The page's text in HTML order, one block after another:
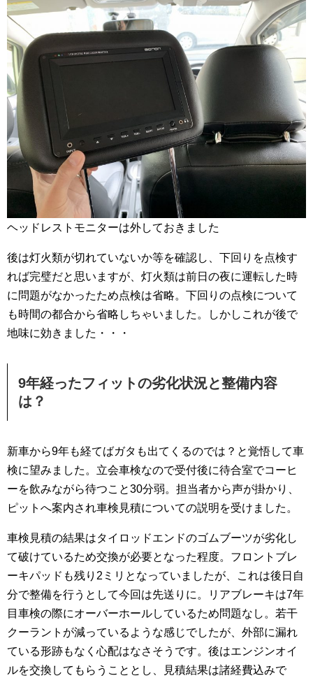
ヘッドレストモニターは外しておきました
後は灯火類が切れていないか等を確認し、下回りを点検す
れば完璧だと思いますが、灯火類は前日の夜に運転した時
に問題がなかったため点検は省略。下回りの点検について
も時間の都合から省略しちゃいました。しかしこれが後で
地味に効きました・・・
9年経ったフィットの劣化状況と整備内容
は？
新車から9年も経てばガタも出てくるのでは？と覚悟して車
検に望みました。立会車検なので受付後に待合室でコーヒ
ーを飲みながら待つこと30分弱。担当者から声が掛かり、
ピットへ案内され車検見積についての説明を受けました。
車検見積の結果はタイロッドエンドのゴムブーツが劣化し
て破けているため交換が必要となった程度。フロントブレ
ーキパッドも残り2ミリとなっていましたが、これは後日自
分で整備を行うとして今回は先送りに。リアブレーキは7年
目車検の際にオーバーホールしているため問題なし。若干
クーラントが減っているような感じでしたが、外部に漏れ
ている形跡もなく心配はなさそうです。後はエンジンオイ
ルを交換してもらうこととし、見積結果は諸経費込みで